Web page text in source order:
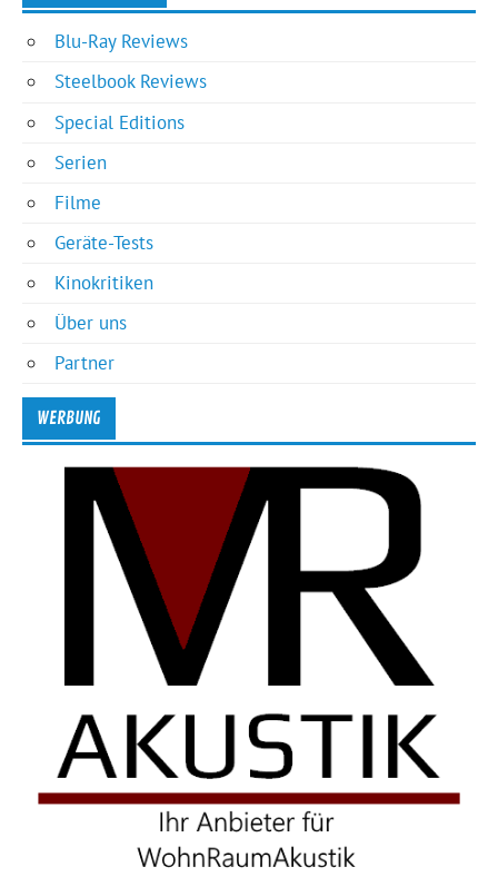
Blu-Ray Reviews
Steelbook Reviews
Special Editions
Serien
Filme
Geräte-Tests
Kinokritiken
Über uns
Partner
WERBUNG